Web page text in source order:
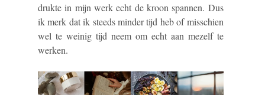
drukte in mijn werk echt de kroon spannen. Dus
ik merk dat ik steeds minder tijd heb of misschien
wel te weinig tijd neem om echt aan mezelf te
werken.